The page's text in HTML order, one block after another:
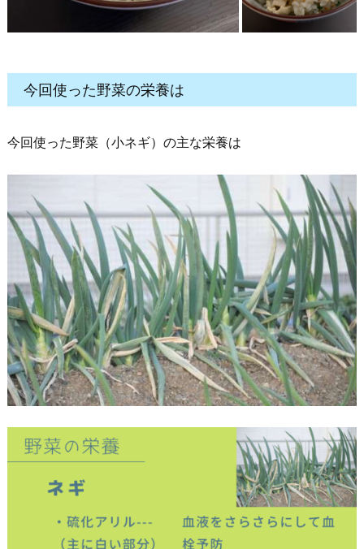
今回使った野菜の栄養は
今回使った野菜（小ネギ）の主な栄養は